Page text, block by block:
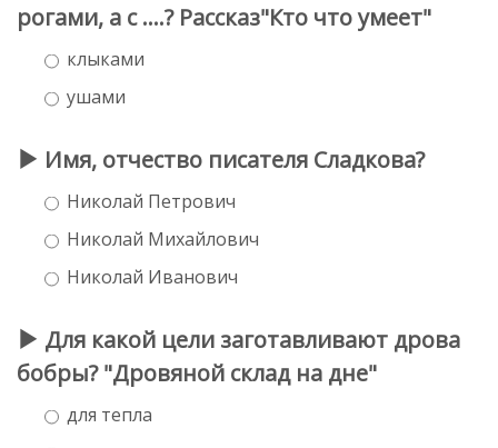
рогами, а с ….? Рассказ"Кто что умеет"
клыками
ушами
Имя, отчество писателя Сладкова?
Николай Петрович
Николай Михайлович
Николай Иванович
Для какой цели заготавливают дрова
бобры? "Дровяной склад на дне"
для тепла